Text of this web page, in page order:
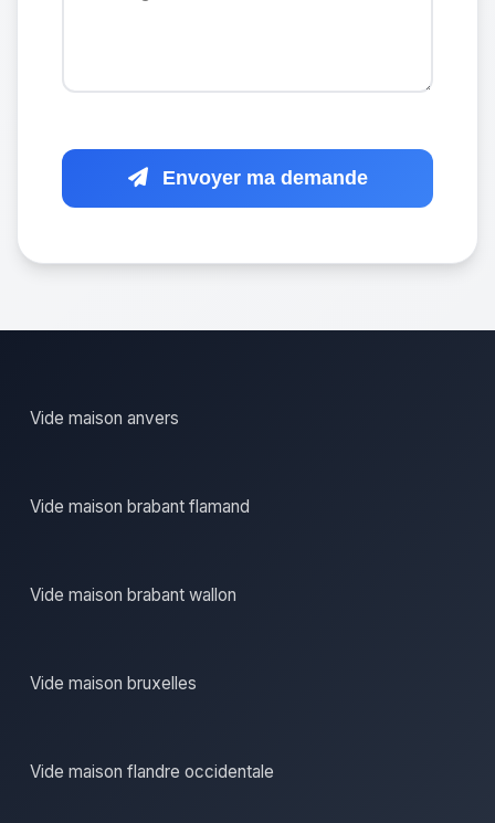
Envoyer ma demande
Vide maison anvers
Vide maison brabant flamand
Vide maison brabant wallon
Vide maison bruxelles
Vide maison flandre occidentale